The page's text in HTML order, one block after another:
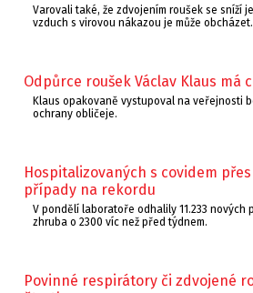
Varovali také, že zdvojením roušek se sníží
vzduch s virovou nákazou je může obcházet.
Odpůrce roušek Václav Klaus má
Klaus opakovaně vystupoval na veřejnosti
ochrany obličeje.
Hospitalizovaných s covidem
případy na rekordu
V pondělí laboratoře odhalily 11.233 nových
zhruba o 2300 víc než před týdnem.
Povinné respirátory či zdvojené